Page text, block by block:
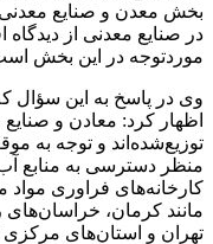
بخش معدن و صنایع
در صنایع معدنی از
موردتوجه در این بخش
وی در پاسخ به این سؤال
اظهار کرد: معادن و
توزیع‌شده‌اند و توجه به
منظر دسترسی به منابع آب
کارخانه‌های فراوری مواد
مانند کرمان،
تهران و استان‌های مرکزی